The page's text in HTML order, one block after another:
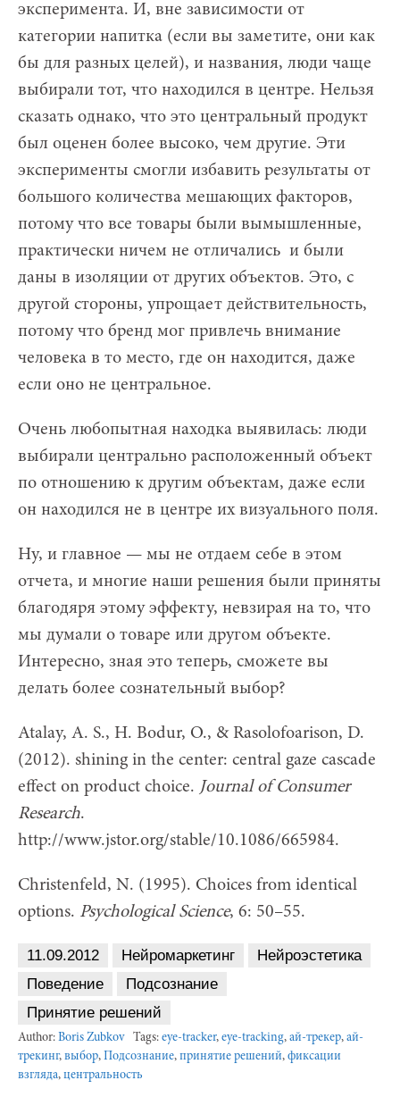
эксперимента. И, вне зависимости от
категории напитка (если вы заметите, они как
бы для разных целей), и названия, люди чаще
выбирали тот, что находился в центре. Нельзя
сказать однако, что это центральный продукт
был оценен более высоко, чем другие. Эти
эксперименты смогли избавить результаты от
большого количества мешающих факторов,
потому что все товары были вымышленные,
практически ничем не отличались и были
даны в изоляции от других объектов. Это, с
другой стороны, упрощает действительность,
потому что бренд мог привлечь внимание
человека в то место, где он находится, даже
если оно не центральное.
Очень любопытная находка выявилась: люди
выбирали центрально расположенный объект
по отношению к другим объектам, даже если
он находился не в центре их визуального поля.
Ну, и главное — мы не отдаем себе в этом
отчета, и многие наши решения были приняты
благодяря этому эффекту, невзирая на то, что
мы думали о товаре или другом объекте.
Интересно, зная это теперь, сможете вы
делать более сознательный выбор?
Atalay, A. S., H. Bodur, O., & Rasolofoarison, D.
(2012). shining in the center: central gaze cascade
effect on product choice. Journal of Consumer
Research.
http://www.jstor.org/stable/10.1086/665984.
Christenfeld, N. (1995). Choices from identical
options. Psychological Science, 6: 50–55.
11.09.2012 Нейромаркетинг
Нейроэстетика
Поведение
Подсознание
Принятие решений
Author: Boris Zubkov Tags: eye-tracker, eye-tracking, ай-трекер, ай-
трекинг, выбор, Подсознание, принятие решений, фиксации
взгляда, центральность